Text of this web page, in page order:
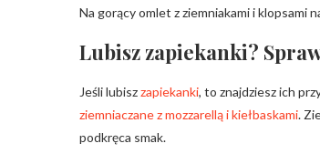
Na gorący omlet z ziemniakami i klopsami
Lubisz zapiekanki?
Jeśli lubiszzapiekanki, to znajdziesz ich
ziemniaczane z mozzarellą i kiełbaskami.
podkręca smak.